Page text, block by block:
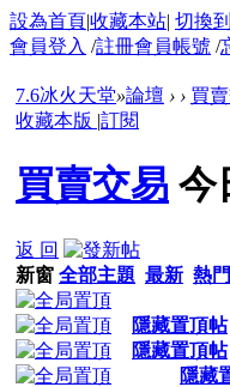
設為首頁|收藏本站| 切換
會員登入 /註冊會員帳號 /
7.6冰火天堂»論壇 › › 買
收藏本版 |訂閱
買賣交易 今
返 回
新窗 全部主題 最新 熱門
隱藏置頂帖
隱藏置頂帖
隱藏